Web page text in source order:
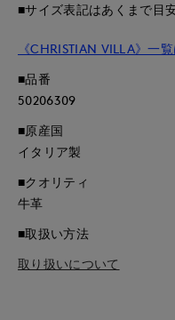
■サイズ表記はあくまで目
《CHRISTIAN VILLA》一
■品番
50206309
■原産国
イタリア製
■クオリティ
牛革
■取扱い方法
取り扱いについて